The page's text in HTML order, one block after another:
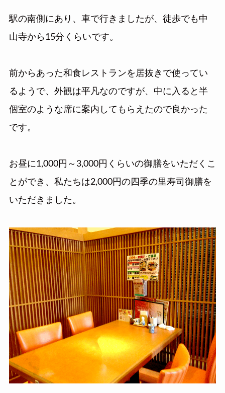
駅の南側にあり、車で行きましたが、徒歩でも中
山寺から15分くらいです。
前からあった和食レストランを居抜きで使ってい
るようで、外観は平凡なのですが、中に入ると半
個室のような席に案内してもらえたので良かった
です。
お昼に1,000円～3,000円くらいの御膳をいただくこ
とができ、私たちは2,000円の四季の里寿司御膳を
いただきました。